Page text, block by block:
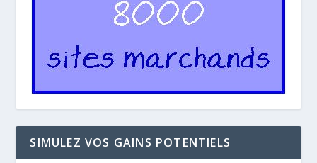
SIMULEZ VOS GAINS POTENTIELS